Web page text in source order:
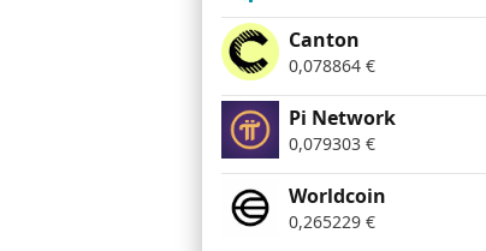
Canton
0,078864 €
Pi Network
0,079303 €
Worldcoin
0,265229 €